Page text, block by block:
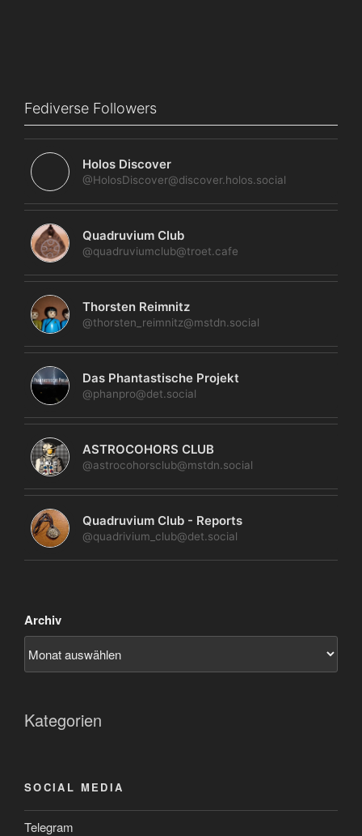
Fediverse Followers
Holos Discover
@HolosDiscover@discover.holos.social
Quadruvium Club
@quadruviumclub@troet.cafe
Thorsten Reimnitz
@thorsten_reimnitz@mstdn.social
Das Phantastische Projekt
@phanpro@det.social
ASTROCOHORS CLUB
@astrocohorsclub@mstdn.social
Quadruvium Club - Reports
@quadrivium_club@det.social
Archiv
Kategorien
SOCIAL MEDIA
Telegram